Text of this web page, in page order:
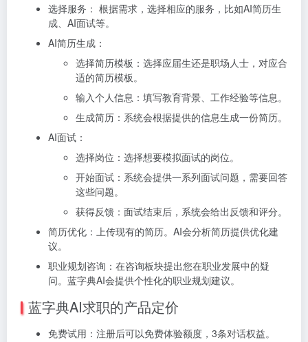
选择服务： 根据需求，选择相应的服务，比如AI简历生
成、AI面试等。
AI简历生成：
选择简历模板：选择应届生还是职场人士，对应合
适的简历模板。
输入个人信息：填写教育背景、工作经验等信息。
生成简历：系统会根据提供的信息生成一份简历。
AI面试：
选择岗位：选择想要模拟面试的岗位。
开始面试：系统会提供一系列面试问题，需要回答
这些问题。
获得反馈：面试结束后，系统会给出反馈和评分。
简历优化： 上传现有的简历。 AI会分析简历提供优化建
议。
职业规划咨询： 在咨询板块提出您在职业发展中的疑
问。 蓝字典AI会提供个性化的职业规划建议。
蓝字典AI求职的产品定价
免费试用：注册后可以免费体验额度，3条对话权益。